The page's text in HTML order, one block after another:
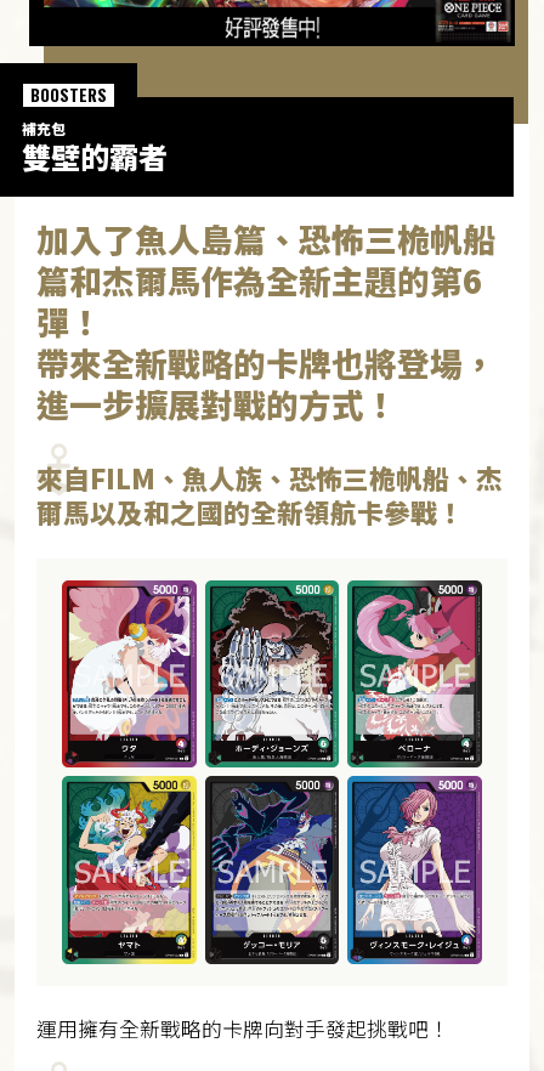
補充包
雙壁的霸者
BOOSTERS
加入了魚人島篇、恐怖三桅帆船
篇和杰爾馬作為全新主題的第6
彈！
帶來全新戰略的卡牌也將登場，
進一步擴展對戰的方式！
來自FILM、魚人族、恐怖三桅帆船、杰
爾馬以及和之國的全新領航卡參戰！
運用擁有全新戰略的卡牌向對手發起挑戰吧！